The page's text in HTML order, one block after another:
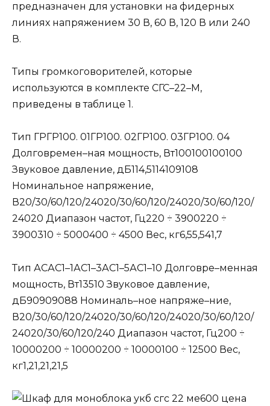
предназначен для установки на фидерных
линиях напряжением 30 В, 60 В, 120 В или 240
В.
Типы громкоговорителей, которые
используются в комплекте СГС–22–М,
приведены в таблице 1.
Тип ГРГР100. 01ГР100. 02ГР100. 03ГР100. 04
Долговремен–ная мощность, Вт100100100100
Звуковое давление, дБ114,5114109108
Номинальное напряжение,
В20/30/60/120/24020/30/60/120/24020/30/60/120/
24020 Диапазон частот, Гц220 ÷ 3900220 ÷
3900310 ÷ 5000400 ÷ 4500 Вес, кг6,55,541,7
Тип АСАС1–1АС1–3АС1–5АС1–10 Долговре–менная
мощность, Вт13510 Звуковое давление,
дБ90909088 Номиналь–ное напряже–ние,
В20/30/60/120/24020/30/60/120/24020/30/60/120/
24020/30/60/120/240 Диапазон частот, Гц200 ÷
10000200 ÷ 10000200 ÷ 10000100 ÷ 12500 Вес,
кг1,21,21,21,5